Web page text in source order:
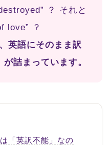
？ それと
love” ？
英語にそのまま訳
詰まっています。
「英訳不能」なの